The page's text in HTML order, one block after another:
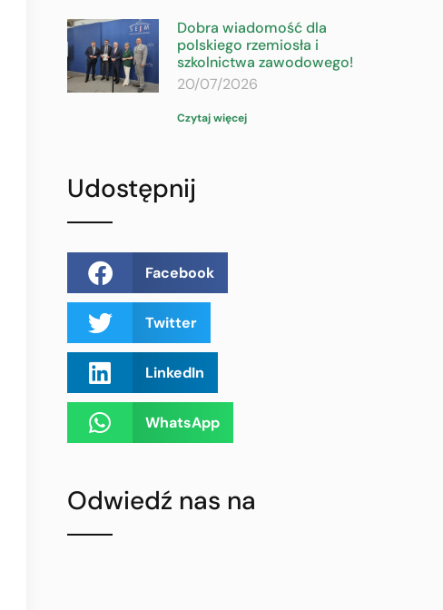
Dobra wiadomość dla
polskiego rzemiosła i
szkolnictwa zawodowego!
20/07/2026
Czytaj więcej
Udostępnij
Facebook
Twitter
LinkedIn
WhatsApp
Odwiedź nas na